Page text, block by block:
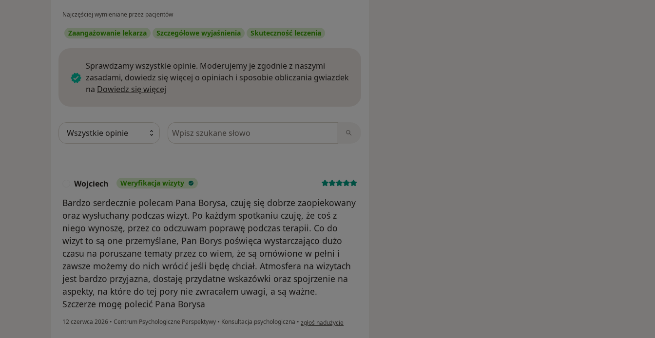
Najczęściej wymieniane przez pacjentów
Zaangażowanie lekarza Szczegółowe wyjaśnienia Skuteczność leczenia
Sprawdzamy wszystkie opinie. Moderujemy je zgodnie z naszymi
zasadami, dowiedz się więcej o opiniach i sposobie obliczania gwiazdek
na Dowiedz się więcej
Szukaj w opiniach
Wojciech Weryfikacja wizyty
Bardzo serdecznie polecam Pana Borysa, czuję się dobrze zaopiekowany
oraz wysłuchany podczas wizyt. Po każdym spotkaniu czuję, że coś z
niego wynoszę, przez co odczuwam poprawę podczas terapii. Co do
wizyt to są one przemyślane, Pan Borys poświęca wystarczająco dużo
czasu na poruszane tematy przez co wiem, że są omówione w pełni i
zawsze możemy do nich wrócić jeśli będę chciał. Atmosfera na wizytach
jest bardzo przyjazna, dostaję przydatne wskazówki oraz spojrzenie na
aspekty, na które do tej pory nie zwracałem uwagi, a są ważne.
Szczerze mogę polecić Pana Borysa
12 czerwca 2026 • Centrum Psychologiczne Perspektywy • Konsultacja psychologiczna • w opinii użytkownika Wojciech
zgłoś nadużycie